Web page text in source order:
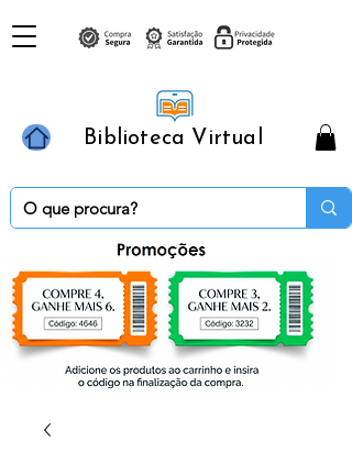
Biblioteca Virtual